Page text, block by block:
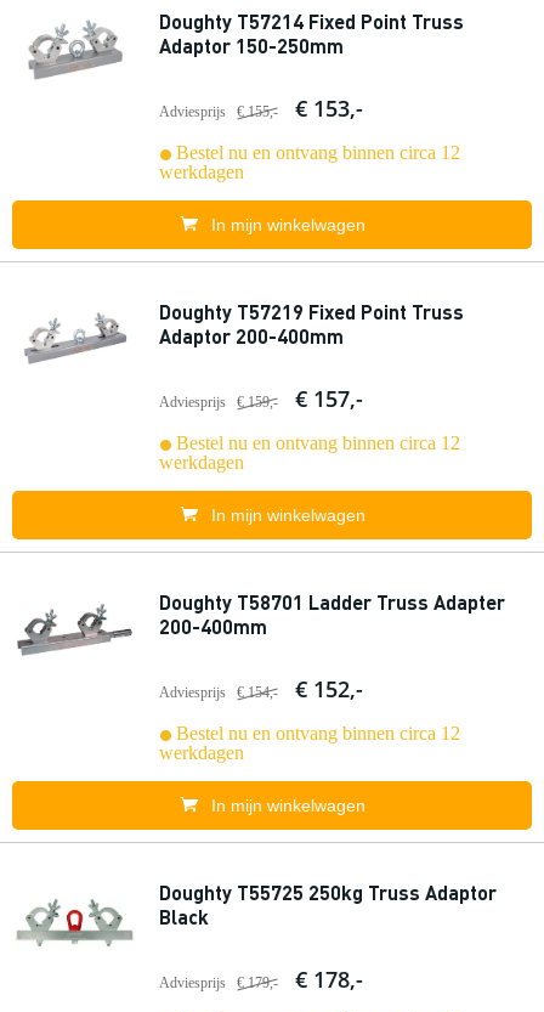
Doughty T57214 Fixed Point Truss
Adaptor 150-250mm
Adviesprijs € 155,- € 153,-
Bestel nu en ontvang binnen circa 12
werkdagen
In mijn winkelwagen
Doughty T57219 Fixed Point Truss
Adaptor 200-400mm
Adviesprijs € 159,- € 157,-
Bestel nu en ontvang binnen circa 12
werkdagen
In mijn winkelwagen
Doughty T58701 Ladder Truss Adapter
200-400mm
Adviesprijs € 154,- € 152,-
Bestel nu en ontvang binnen circa 12
werkdagen
In mijn winkelwagen
Doughty T55725 250kg Truss Adaptor
Black
Adviesprijs € 179,- € 178,-